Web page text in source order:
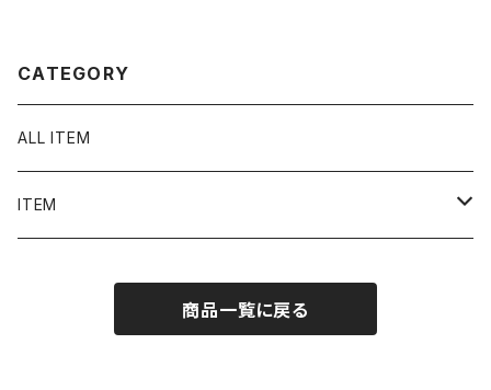
CATEGORY
ALL ITEM
ITEM
シャツ／ブラウス
商品一覧に戻る